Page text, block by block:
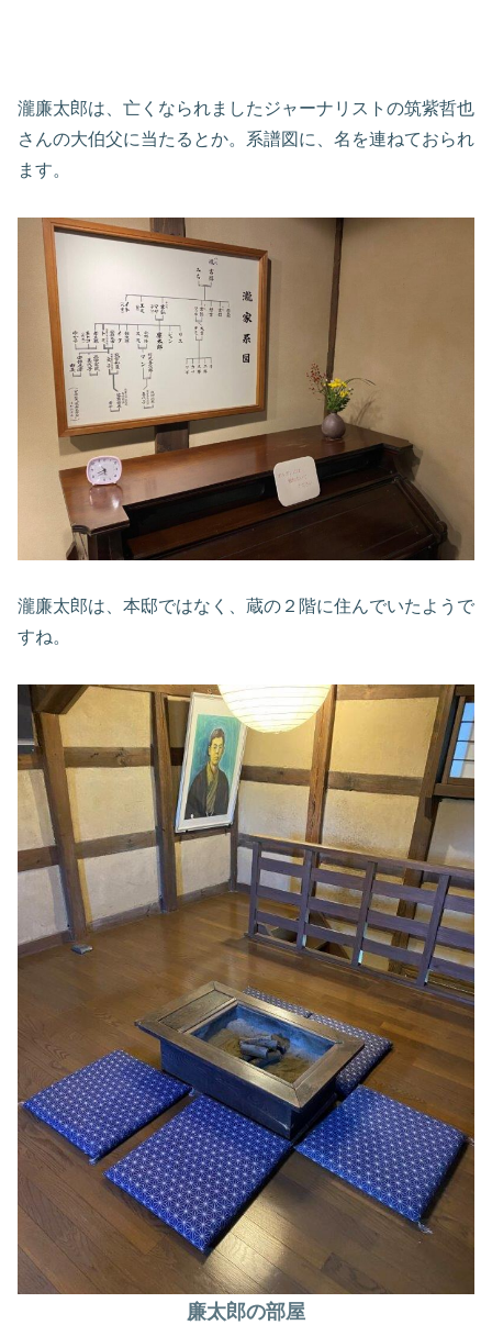
瀧廉太郎は、亡くなられましたジャーナリストの筑紫哲也
さんの大伯父に当たるとか。系譜図に、名を連ねておられ
ます。
瀧廉太郎は、本邸ではなく、蔵の２階に住んでいたようで
すね。
廉太郎の部屋